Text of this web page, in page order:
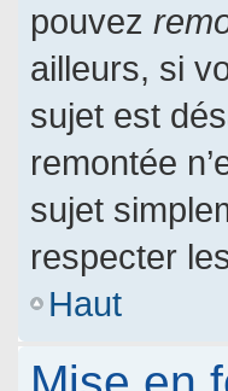
pouvez
ailleurs, si
sujet est
remontée
sujet
respecter
Haut